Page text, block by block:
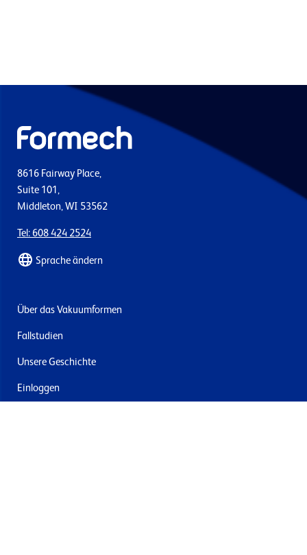
8616 Fairway Place,
Suite 101,
Middleton, WI 53562
Tel: 608 424 2524
Sprache ändern
Über das Vakuumformen
Fallstudien
Unsere Geschichte
Einloggen